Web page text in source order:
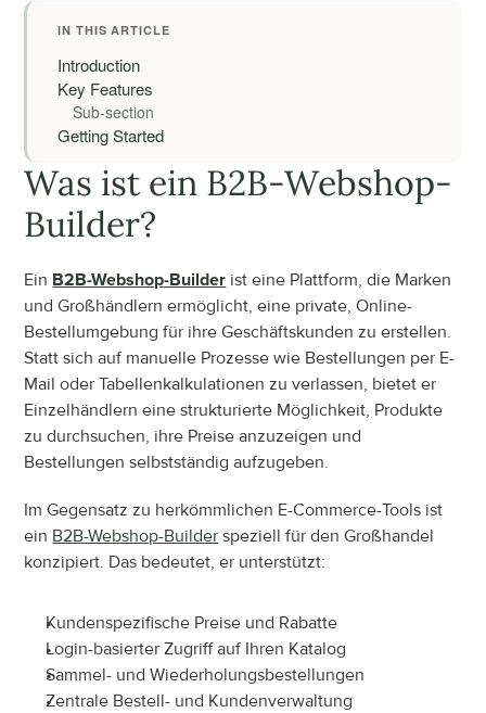
IN THIS ARTICLE
Introduction
Key Features
Sub-section
Getting Started
Was ist ein B2B-Webshop-
Builder?
Ein B2B-Webshop-Builder ist eine Plattform, die Marken
und Großhändlern ermöglicht, eine private, Online-
Bestellumgebung für ihre Geschäftskunden zu erstellen.
Statt sich auf manuelle Prozesse wie Bestellungen per E-
Mail oder Tabellenkalkulationen zu verlassen, bietet er
Einzelhändlern eine strukturierte Möglichkeit, Produkte
zu durchsuchen, ihre Preise anzuzeigen und
Bestellungen selbstständig aufzugeben.
Im Gegensatz zu herkömmlichen E-Commerce-Tools ist
ein B2B-Webshop-Builder speziell für den Großhandel
konzipiert. Das bedeutet, er unterstützt:
Kundenspezifische Preise und Rabatte
Login-basierter Zugriff auf Ihren Katalog
Sammel- und Wiederholungsbestellungen
Zentrale Bestell- und Kundenverwaltung